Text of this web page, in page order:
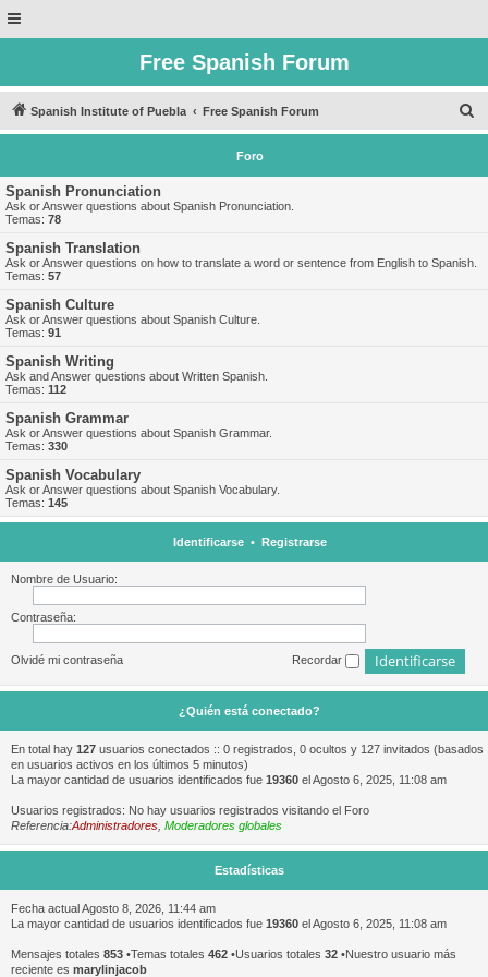
Free Spanish Forum
Spanish Institute of Puebla Free Spanish Forum
u
Foro
Spanish Pronunciation
Ask or Answer questions about Spanish Pronunciation.
Temas: 78
Spanish Translation
Ask or Answer questions on how to translate a word or sentence from English to Spanish.
Temas: 57
Spanish Culture
Ask or Answer questions about Spanish Culture.
Temas: 91
Spanish Writing
Ask and Answer questions about Written Spanish.
Temas: 112
Spanish Grammar
Ask or Answer questions about Spanish Grammar.
Temas: 330
Spanish Vocabulary
Ask or Answer questions about Spanish Vocabulary.
Temas: 145
Identificarse• Registrarse
Nombre de Usuario:
Contraseña:
Olvidé mi contraseña Recordar
¿Quién está conectado?
En total hay 127 usuarios conectados :: 0 registrados, 0 ocultos y 127 invitados (basados
en usuarios activos en los últimos 5 minutos)
La mayor cantidad de usuarios identificados fue 19360 el Agosto 6, 2025, 11:08 am
Usuarios registrados: No hay usuarios registrados visitando el Foro
Referencia:Administradores Moderadores globales
Estadísticas
Fecha actual Agosto 8, 2026, 11:44 am
La mayor cantidad de usuarios identificados fue 19360 el Agosto 6, 2025, 11:08 am
Mensajes totales 853 •Temas totales 462 •Usuarios totales 32 •Nuestro usuario más
reciente es marylinjacob